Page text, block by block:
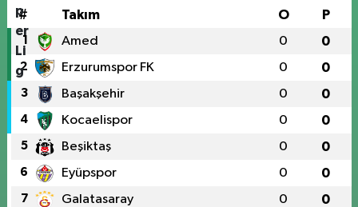
# Takım O P
1 Amed 0 0
2 Erzurumspor FK 0 0
3 Başakşehir 0 0
4 Kocaelispor 0 0
5 Beşiktaş 0 0
6 Eyüpspor 0 0
7 Galatasaray 0 0